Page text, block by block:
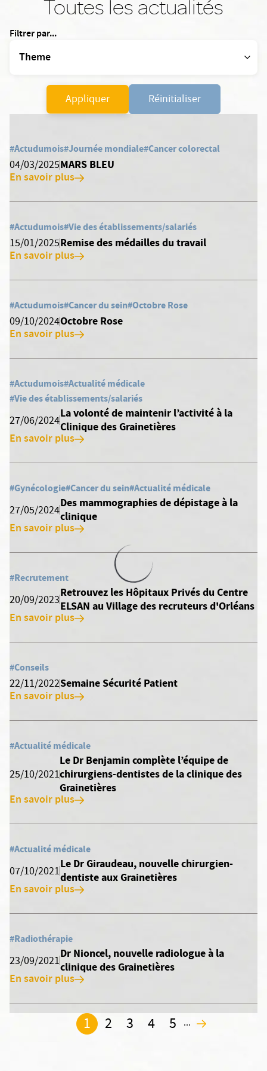
Toutes les actualités
Filtrer par...
Appliquer Réinitialiser
#Actudumois#Journée mondiale#Cancer colorectal
04/03/2025MARS BLEU
En savoir plus
#Actudumois#Vie des établissements/salariés
15/01/2025Remise des médailles du travail
En savoir plus
#Actudumois#Cancer du sein#Octobre Rose
09/10/2024Octobre Rose
En savoir plus
#Actudumois#Actualité médicale
#Vie des établissements/salariés
27/06/2024
La volonté de maintenir l’activité à la
Clinique des Grainetières
En savoir plus
#Gynécologie#Cancer du sein#Actualité médicale
27/05/2024
Des mammographies de dépistage à la
clinique
En savoir plus
#Recrutement
20/09/2023
Retrouvez les Hôpitaux Privés du Centre
ELSAN au Village des recruteurs d'Orléans
En savoir plus
#Conseils
22/11/2022Semaine Sécurité Patient
En savoir plus
#Actualité médicale
25/10/2021
Le Dr Benjamin complète l’équipe de
chirurgiens-dentistes de la clinique des
Grainetières
En savoir plus
#Actualité médicale
07/10/2021
Le Dr Giraudeau, nouvelle chirurgien-
dentiste aux Grainetières
En savoir plus
#Radiothérapie
23/09/2021
Dr Nioncel, nouvelle radiologue à la
clinique des Grainetières
En savoir plus
1 2 3 4 5 ... 2